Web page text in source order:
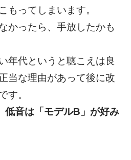
もってしまいます。
かったら、手放したかも
年代というと聴こえは良
当な理由があって後に改
す。
低音は「モデルB」が好み